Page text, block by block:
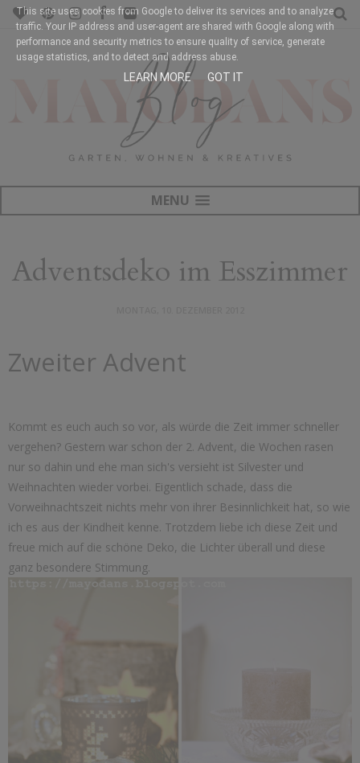
MENU
Adventsdeko im Esszimmer
Zweiter Advent
Kommt es euch auch so vor, als würde die Zeit immer schneller
vergehen? Gestern war schon der 2. Advent, die Wochen rasen
nur so dahin und ehe man sich's versieht ist Silvester und
Weihnachten wieder vorbei. Eigentlich schade, dass die
Vorweihnachtszeit nichts mehr von ihrer Besinnlichkeit hat, so wie
ich es aus der Kindheit kenne. Trotzdem liebe ich diese Zeit und
freue mich auf die schöne Deko, die Lichter überall und diese
ganz besondere Stimmung.
This site uses cookies from Google to deliver its services and to analyze
traffic. Your IP address and user-agent are shared with Google along with
performance and security metrics to ensure quality of service, generate
usage statistics, and to detect and address abuse.
LEARN MORE GOT IT